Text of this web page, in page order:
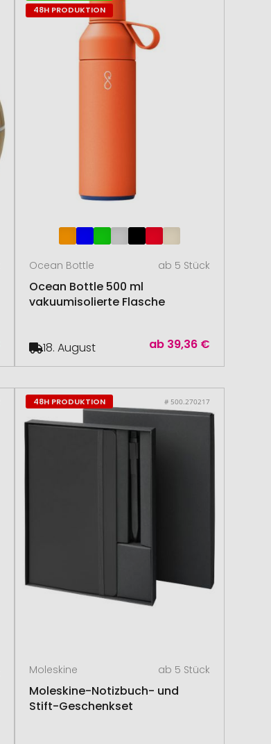
48H PRODUKTION
Ocean Bottle ab 5 Stück
Ocean Bottle 500 ml
vakuumisolierte Flasche
ab 39,36 €
18. August
48H PRODUKTION # 500.270217
Moleskine ab 5 Stück
Moleskine-Notizbuch- und
Stift-Geschenkset